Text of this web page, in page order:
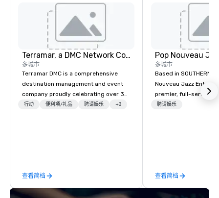
Terramar, a DMC Network Company
多城市
Terramar DMC is a comprehensive
destination management and event
company proudly celebrating over 30
years in business. Renowned for its
across 15 destinations in three
countries. With local teams deeply
行动 便利项/礼品 聘请娱乐 +3
查看简档
多城市
Based in SOUTHERN
Nouveau Jazz
premier, full-service
entertainment
enthusiasm after every
makes our approach
聘请娱乐
查看简档